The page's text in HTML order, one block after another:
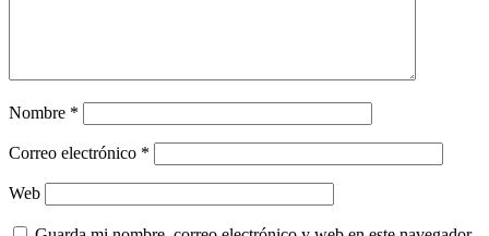
Nombre *
Correo electrónico *
Web